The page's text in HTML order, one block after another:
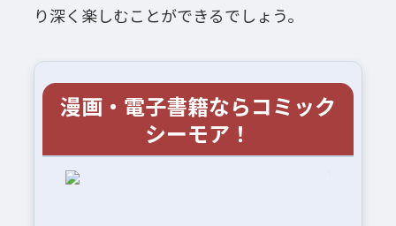
り深く楽しむことができるでしょう。
漫画・電子書籍ならコミック
シーモア！